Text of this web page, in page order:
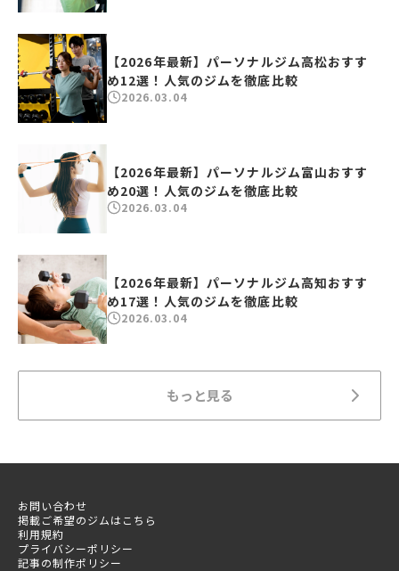
【2026年最新】パーソナルジム高松おすす
め12選！人気のジムを徹底比較
2026.03.04
【2026年最新】パーソナルジム富山おすす
め20選！人気のジムを徹底比較
2026.03.04
【2026年最新】パーソナルジム高知おすす
め17選！人気のジムを徹底比較
2026.03.04
もっと見る
お問い合わせ
掲載ご希望のジムはこちら
利用規約
プライバシーポリシー
記事の制作ポリシー